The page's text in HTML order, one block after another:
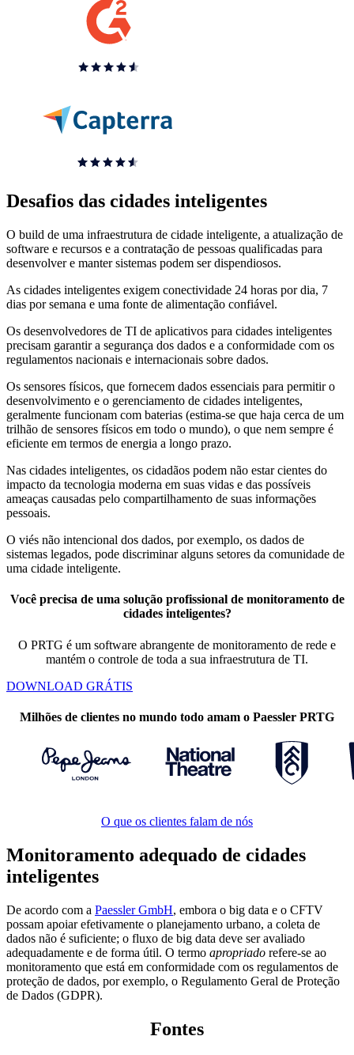
Desafios das cidades inteligentes
O build de uma infraestrutura de cidade inteligente, a atualização de
software e recursos e a contratação de pessoas qualificadas para
desenvolver e manter sistemas podem ser dispendiosos.
As cidades inteligentes exigem conectividade 24 horas por dia, 7
dias por semana e uma fonte de alimentação confiável.
Os desenvolvedores de TI de aplicativos para cidades inteligentes
precisam garantir a segurança dos dados e a conformidade com os
regulamentos nacionais e internacionais sobre dados.
Os sensores físicos, que fornecem dados essenciais para permitir o
desenvolvimento e o gerenciamento de cidades inteligentes,
geralmente funcionam com baterias (estima-se que haja cerca de um
trilhão de sensores físicos em todo o mundo), o que nem sempre é
eficiente em termos de energia a longo prazo.
Nas cidades inteligentes, os cidadãos podem não estar cientes do
impacto da tecnologia moderna em suas vidas e das possíveis
ameaças causadas pelo compartilhamento de suas informações
pessoais.
O viés não intencional dos dados, por exemplo, os dados de
sistemas legados, pode discriminar alguns setores da comunidade de
uma cidade inteligente.
Você precisa de uma solução profissional de monitoramento de
cidades inteligentes?
O PRTG é um software abrangente de monitoramento de rede e
mantém o controle de toda a sua infraestrutura de TI.
DOWNLOAD GRÁTIS
Milhões de clientes no mundo todo amam o Paessler PRTG
O que os clientes falam de nós
Monitoramento adequado de cidades
inteligentes
De acordo com a Paessler GmbH, embora o big data e o CFTV
possam apoiar efetivamente o planejamento urbano, a coleta de
dados não é suficiente; o fluxo de big data deve ser avaliado
adequadamente e de forma útil. O termo apropriado refere-se ao
monitoramento que está em conformidade com os regulamentos de
proteção de dados, por exemplo, o Regulamento Geral de Proteção
de Dados (GDPR).
Fontes